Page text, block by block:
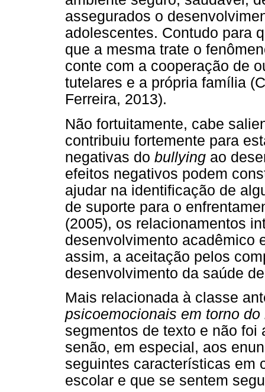
assegurados o
adolescentes. Contudo para
que a mesma trate o
conte com a cooperação de
tutelares e a própria família
Ferreira, 2013).
Não fortuitamente, cabe
contribuiu fortemente para
negativas do bullying ao
efeitos negativos podem
ajudar na identificação de
de suporte para o
(2005), os relacionamentos
desenvolvimento acadêmico
assim, a aceitação pelos
desenvolvimento da saúde
Mais relacionada à classe
psicoemocionais em torno
segmentos de texto e não
senão, em especial, aos
seguintes características em
escolar e que se sentem